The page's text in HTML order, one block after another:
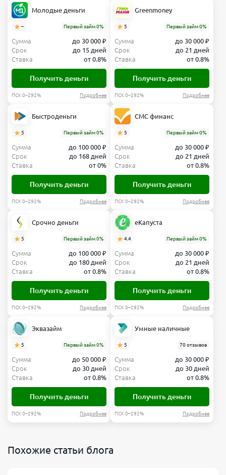
Молодые деньги
– Первый займ 0%
Сумма
до 30 000 ₽
Срок
до 15 дней
Ставка
от 0.8%
Получить деньги
ПСК 0–292% Подробнее
Greenmoney
5 Первый займ 0%
Сумма
до 30 000 ₽
Срок
до 21 дней
Ставка
от 0.8%
Получить деньги
ПСК 0–292% Подробнее
Быстроденьги
5 Первый займ 0%
Сумма
до 100 000 ₽
Срок
до 168 дней
Ставка
от 0%
Получить деньги
ПСК 0–292% Подробнее
СМС финанс
5 Первый займ 0%
Сумма
до 30 000 ₽
Срок
до 21 дней
Ставка
от 0.8%
Получить деньги
ПСК 0–292% Подробнее
Срочно деньги
5 Первый займ 0%
Сумма
до 100 000 ₽
Срок
до 180 дней
Ставка
от 0.8%
Получить деньги
ПСК 0–292% Подробнее
еКапуста
4.4 Первый займ 0%
Сумма
до 30 000 ₽
Срок
до 21 дней
Ставка
от 0.8%
Получить деньги
ПСК 0–292% Подробнее
Эквазайм
5 Первый займ 0%
Сумма
до 50 000 ₽
Срок
до 30 дней
Ставка
от 0.8%
Получить деньги
ПСК 0–292% Подробнее
Умные наличные
5 70 отзывов
Сумма
до 30 000 ₽
Срок
до 30 дней
Ставка
от 0.8%
Получить деньги
ПСК 0–292% Подробнее
Похожие статьи блога